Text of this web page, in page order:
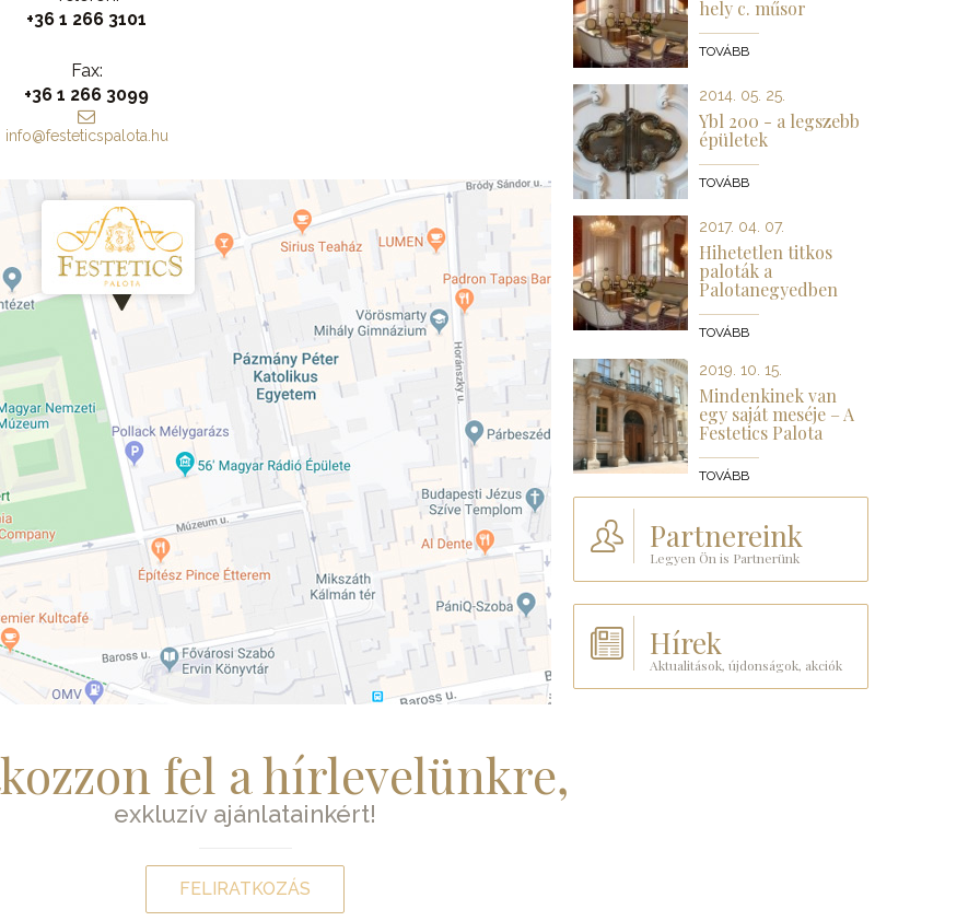
+36 1 266 3101
Fax:
+36 1 266 3099
info@festeticspalota.hu
hely c. műsor
TOVÁBB
2014. 05. 25.
Ybl 200 - a legszebb
épületek
TOVÁBB
2017. 04. 07.
Hihetetlen titkos
paloták a
Palotanegyedben
TOVÁBB
2019. 10. 15.
Mindenkinek van
egy saját meséje – A
Festetics Palota
TOVÁBB
Partnereink
Legyen Ön is Partnerünk
Hírek
Aktualitások, újdonságok, akciók
fel a hírlevelünkre,
exkluzív ajánlatainkért!
FELIRATKOZÁS